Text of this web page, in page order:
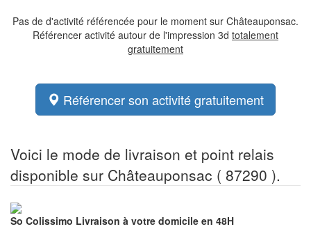
Pas de d'activité référencée pour le moment sur Châteauponsac.
Référencer activité autour de l'impression 3d totalement
gratuitement
Référencer son activité gratuitement
Voici le mode de livraison et point relais
disponible sur Châteauponsac ( 87290 ).
So Colissimo Livraison à votre domicile en 48H